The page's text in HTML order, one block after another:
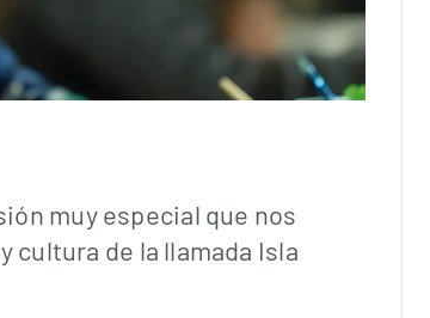
muy especial que nos
cultura de la llamada Isla